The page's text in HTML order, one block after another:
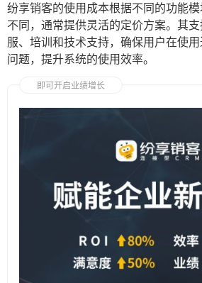
纷享销客的使用成本根据不同的功能
不同，通常提供灵活的定价方案。其
服、培训和技术支持，确保用户在使
问题，提升系统的使用效率。
即可开启业绩增长